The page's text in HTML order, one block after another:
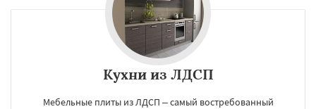
Кухни из ЛДСП
Мебельные плиты из ЛДСП – самый востребованный